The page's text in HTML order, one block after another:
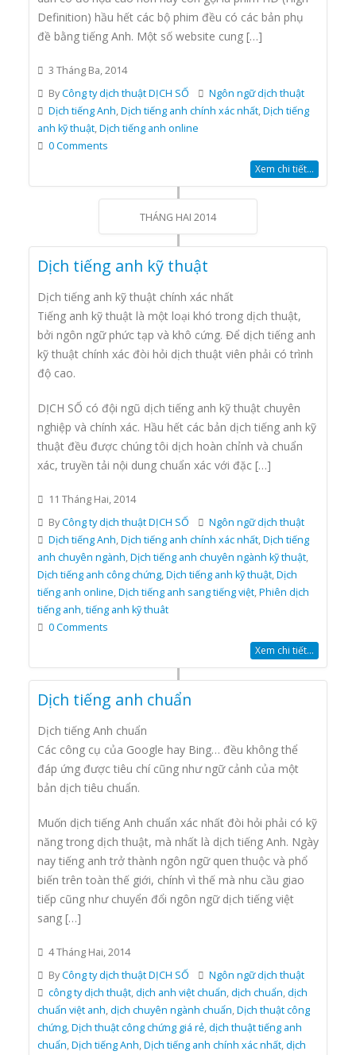
Definition) hầu hết các bộ phim đều có các bản phụ
đề bằng tiếng Anh. Một số website cung […]
3 Tháng Ba, 2014
ByCông ty dịch thuật DỊCH SỐ
Ngôn ngữ dịch thuật
Dịch tiếng Anh,Dịch tiếng anh chính xác nhất,Dịch tiếng
anh kỹ thuật,Dịch tiếng anh online
0 Comments
Xem chi tiết...
THÁNG HAI 2014
Dịch tiếng anh kỹ thuật
Dịch tiếng anh kỹ thuật chính xác nhất
Tiếng anh kỹ thuật là một loại khó trong dịch thuật,
bởi ngôn ngữ phức tạp và khô cứng. Để dịch tiếng anh
kỹ thuật chính xác đòi hỏi dịch thuật viên phải có trình
độ cao.
DỊCH SỐ có đội ngũ dịch tiếng anh kỹ thuật chuyên
nghiệp và chính xác. Hầu hết các bản dịch tiếng anh kỹ
thuật đều được chúng tôi dịch hoàn chỉnh và chuẩn
xác, truyền tải nội dung chuẩn xác với đặc […]
11 Tháng Hai, 2014
ByCông ty dịch thuật DỊCH SỐ
Ngôn ngữ dịch thuật
Dịch tiếng Anh,Dịch tiếng anh chính xác nhất,Dịch tiếng
anh chuyên ngành,Dịch tiếng anh chuyên ngành kỹ thuật,
Dịch tiếng anh công chứng,Dịch tiếng anh kỹ thuật,Dịch
tiếng anh online,Dịch tiếng anh sang tiếng việt,Phiên dịch
tiếng anh,tiếng anh kỹ thuât
0 Comments
Xem chi tiết...
Dịch tiếng anh chuẩn
Dịch tiếng Anh chuẩn
Các công cụ của Google hay Bing… đều không thể
đáp ứng được tiêu chí cũng như ngữ cảnh của một
bản dịch tiêu chuẩn.
Muốn dịch tiếng Anh chuẩn xác nhất đòi hỏi phải có kỹ
năng trong dịch thuật, mà nhất là dịch tiếng Anh. Ngày
nay tiếng anh trở thành ngôn ngữ quen thuộc và phổ
biến trên toàn thế giới, chính vì thế mà nhu cầu giao
tiếp cũng như chuyển đổi ngôn ngữ dịch tiếng việt
sang […]
4 Tháng Hai, 2014
ByCông ty dịch thuật DỊCH SỐ
Ngôn ngữ dịch thuật
công ty dịch thuật,dịch anh việt chuẩn,dịch chuẩn,dịch
chuẩn việt anh,dịch chuyên ngành chuẩn,Dịch thuật công
chứng,Dịch thuật công chứng giá rẻ,dịch thuật tiếng anh
chuẩn,Dịch tiếng Anh,Dịch tiếng anh chính xác nhất,dịch